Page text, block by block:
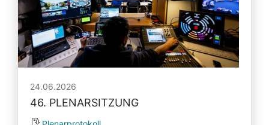
24.06.2026
46. PLENARSITZUNG